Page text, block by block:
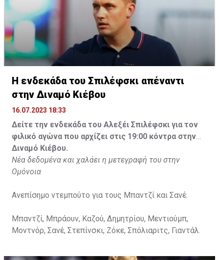
Η ενδεκάδα του Σπιλέφσκι απέναντι
στην Διναμό Κιέβου
16.07.2023 18:33
Δείτε την ενδεκάδα του Αλεξέι Σπιλέφσκι για τον
φιλικό αγώνα που αρχίζει στις 19:00 κόντρα στην
Διναμό Κιέβου.
Νέα δεδομένα και χαλάει η μετεγραφή του στην
Ομόνοια
Ανεπίσημο ντεμπούτο για τους Μπαντζί και Σανέ.
Μπαντζί, Μπράουν, Καζού, Δημητρίου, Μεντιούμπ,
Μοντνόρ, Σανέ, Στεπίνσκι, Ζόκε, Σπόλιαριτς, Γιαντάλ.